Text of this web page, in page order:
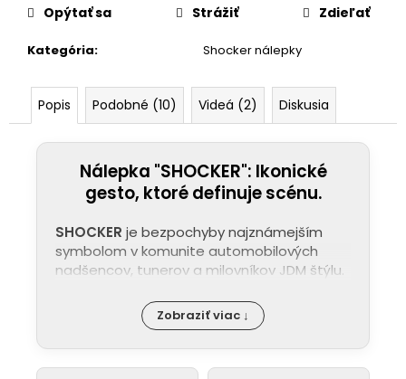
Kategória: Shocker nálepky
Opýtať sa Strážiť Zdieľať
Popis Podobné (10) Videá (2) Diskusia
Nálepka "SHOCKER": Ikonické
gesto, ktoré definuje scénu.
SHOCKER je bezpochyby najznámejším
symbolom v komunite automobilových
nadšencov, tunerov a milovníkov JDM štýlu.
Zobraziť viac ↓